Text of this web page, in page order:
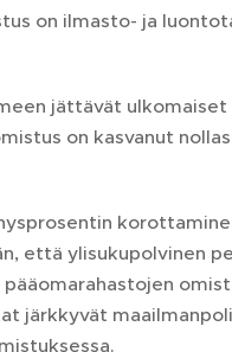
on ilmasto- ja
jättävät
on kasvanut
että ylisukupolvinen
järkkyvät